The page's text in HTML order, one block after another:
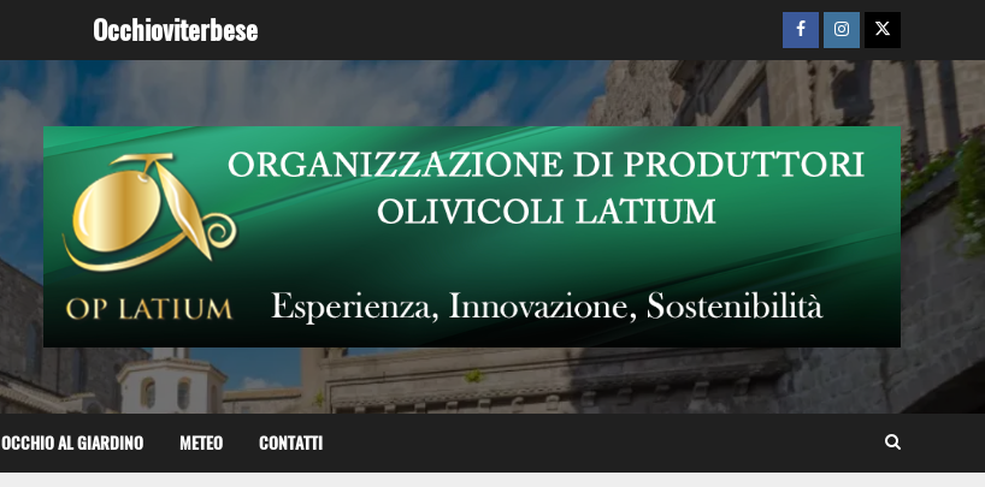
Occhioviterbese Facebook
Instagram
Twitter
OCCHIO AL GIARDINO METEO CONTATTI